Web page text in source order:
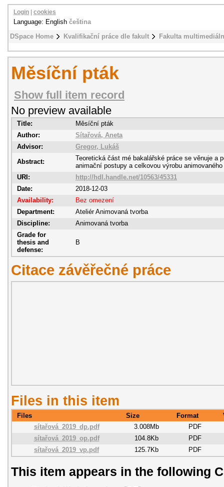
DSpace Home Kvalifikační práce dle fakult Fakulta
Login cookies
Language: English čeština
Měsíční pták
Show full item record
No preview available
Title:
Měsíční pták
Author:
Sítařová, Aneta
Advisor:
Gregor, Lukáš
Abstract:
Teoretická část mé bakalářské práce se věnuje a
animační postupy a celkovou výrobu
URI:
http://hdl.handle.net/10563/45331
Date:
2018-12-03
Availability:
Bez omezení
Department:
Ateliér Animovaná tvorba
Discipline:
Animovaná tvorba
Grade for
thesis and
defense:
B
Citace závěřečné práce
Files in this item
Files Size Format
sítařová_2019_dp.pdf
3.008Mb
PDF
sítařová_2019_op.pdf
104.8Kb
PDF
sítařová_2019_vp.pdf
125.7Kb PDF
This item appears in the following